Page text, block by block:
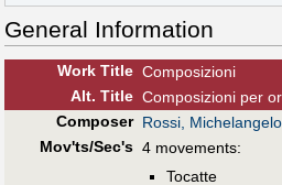
General Information
Work Title Composizioni
Alt. Title Composizioni per
Composer Rossi, Michelangelo
Mov'ts/Sec's 4 movements:
Tocatte